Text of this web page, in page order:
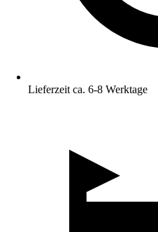
Lieferzeit ca. 6-8 Werktage